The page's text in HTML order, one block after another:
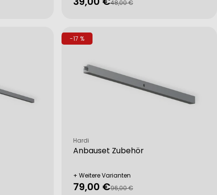
48,00 €
-17 %
Anbauset Zubehör
Verkäufer:
Hardi
+ Weitere Varianten
Verkaufspreis
79,00 €
Regulärer96,00 €